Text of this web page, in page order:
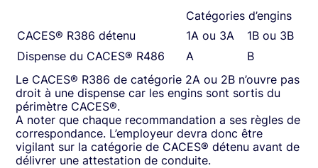
Catégories d’engins
CACES® R386 détenu
1A ou 3A
1B ou 3B
Dispense du CACES® R486
A
B
Le CACES® R386 de catégorie 2A ou 2B n’ouvre pas
droit à une dispense car les engins sont sortis du
périmètre CACES®.
A noter que chaque recommandation a ses règles de
correspondance. L’employeur devra donc être
vigilant sur la catégorie de CACES® détenu avant de
délivrer une attestation de conduite.